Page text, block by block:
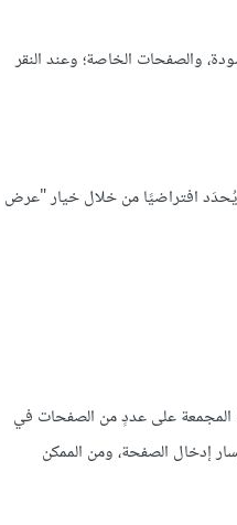
والصفحات الخاصة؛ وعند النقر
افتراضيًا من خلال خيار "عرض
المجمعة على عددٍ من الصفحات في
إدخال الصفحة، ومن الممكن